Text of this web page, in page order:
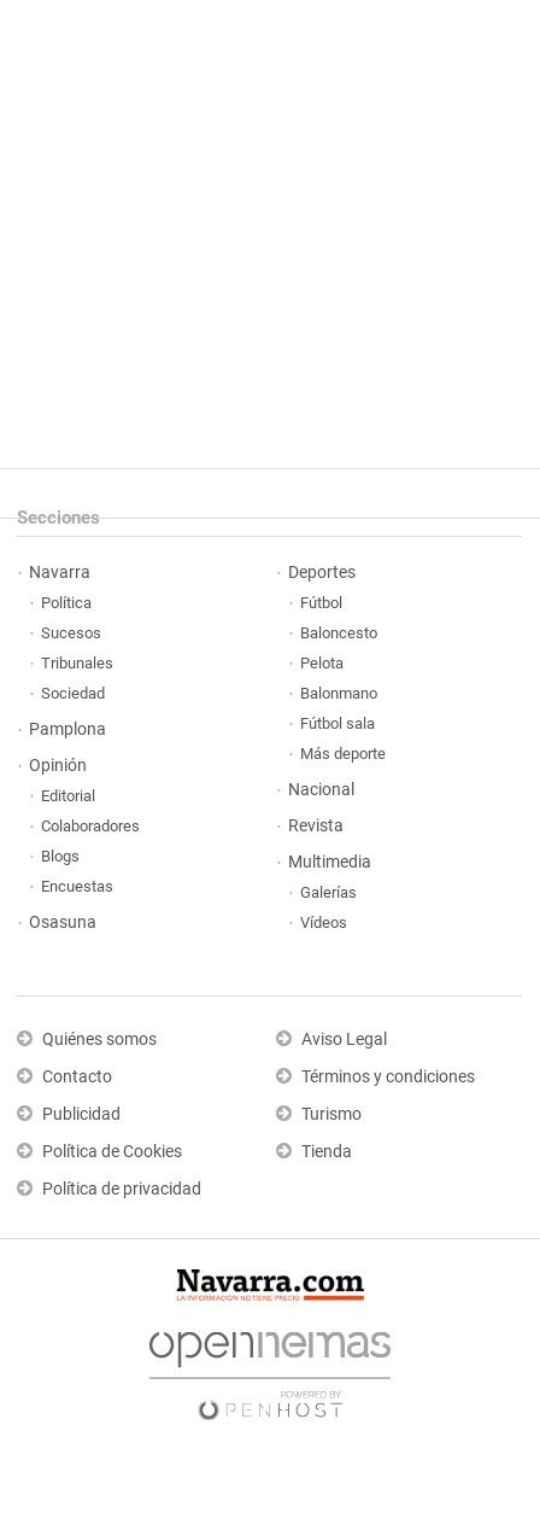
Secciones
Navarra
Política
Sucesos
Tribunales
Sociedad
Pamplona
Opinión
Editorial
Colaboradores
Blogs
Encuestas
Osasuna
Deportes
Fútbol
Baloncesto
Pelota
Balonmano
Fútbol sala
Más deporte
Nacional
Revista
Multimedia
Galerías
Vídeos
Quiénes somos
Contacto
Publicidad
Política de Cookies
Política de privacidad
Aviso Legal
Términos y condiciones
Turismo
Tienda